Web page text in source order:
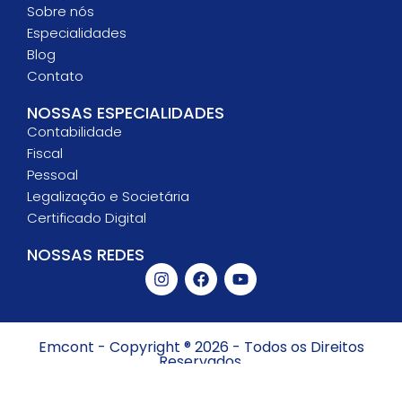
Sobre nós
Especialidades
Blog
Contato
NOSSAS ESPECIALIDADES
Contabilidade
Fiscal
Pessoal
Legalização e Societária
Certificado Digital
NOSSAS REDES
Emcont - Copyright ® 2026 - Todos os Direitos
Reservados.